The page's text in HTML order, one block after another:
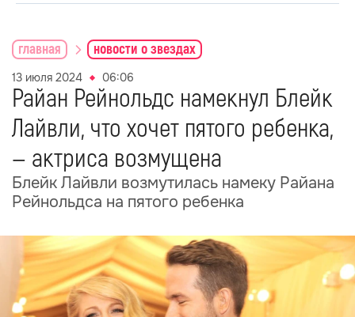
главная новости о звездах
13 июля 2024 06:06
Райан Рейнольдс намекнул Блейк
Лайвли, что хочет пятого ребенка,
— актриса возмущена
Блейк Лайвли возмутилась намеку Райана
Рейнольдса на пятого ребенка